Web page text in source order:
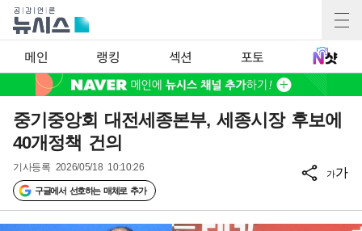
메인 랭킹 섹션 포토
중기중앙회 대전세종본부, 세종시장 후보에
40개정책 건의
기사등록 2026/05/18 10:10:26
구글에서 선호하는 매체로 추가
가가